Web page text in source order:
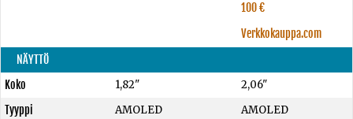
100 €
Verkkokauppa.com
NÄYTTÖ
Koko
1,82"
2,06"
Tyyppi
AMOLED
AMOLED